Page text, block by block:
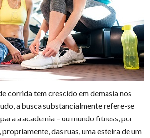
corrida tem crescido em demasia nos
a busca substancialmente refere-se
a academia – ou mundo fitness, por
propriamente, das ruas, uma esteira de um